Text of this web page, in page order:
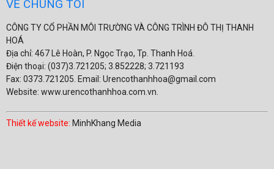
VỀ CHÚNG TÔI
CÔNG TY CỔ PHẦN MÔI TRƯỜNG VÀ CÔNG TRÌNH ĐÔ THỊ THANH
HOÁ
Địa chỉ: 467 Lê Hoàn, P. Ngọc Trạo, Tp. Thanh Hoá.
Điện thoại: (037)3.721205; 3.852228; 3.721193
Fax: 0373.721205. Email: Urencothanhhoa@gmail.com
Website: www.urencothanhhoa.com.vn.
Thiết kế website: MinhKhang Media